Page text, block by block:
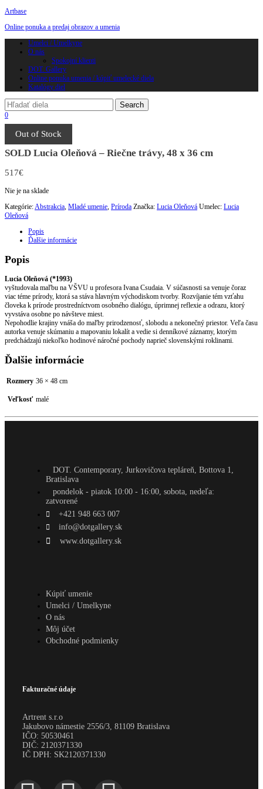
Artbase
Online ponuka a predaj obrazov a umenia
Toggle
navigation
Umelci / Umelkyne
O nás
Spokojní klienti
DOT. Gallery
Online ponuka umenia / kúpiť umelecké diela
Katalógy diel
0
Out of Stock
SOLD Lucia Oleňová – Riečne trávy, 48 x 36 cm
517€
Nie je na sklade
Kategórie:Abstrakcia, Mladé umenie, Príroda Značka: Lucia Oleňová Umelec: Lucia
Oleňová
Popis
Ďalšie informácie
Popis
Lucia Oleňová (*1993)
vyštudovala maľbu na VŠVU u profesora Ivana Csudaia. V súčasnosti sa venuje čoraz
viac téme prírody, ktorá sa stáva hlavným východiskom tvorby. Rozvíjanie tém vzťahu
človeka k prírode prostredníctvom osobného dialógu, úprimnej reflexie a odrazu, ktorý
vyvstáva osobne po návšteve miest.
Nepohodlie krajiny vnáša do maľby prirodzenosť, slobodu a nekonečný priestor. Veľa času
autorka venuje skúmaniu a mapovaniu lokalít a vedie si denníkové záznamy, ktorým
predchádzajú niekoľko hodinové náročné pochody naprieč slovenskými roklinami.
Ďalšie informácie
Rozmery 36 × 48 cm
Veľkosť malé
DOT. Contemporary, Jurkovičova tepláreň, Bottova 1,
Bratislava
pondelok - piatok 10:00 - 16:00, sobota, nedeľa:
zatvorené
+421 948 663 007
info@dotgallery.sk
www.dotgallery.sk
Kúpiť umenie
Umelci / Umelkyne
O nás
Môj účet
Obchodné podmienky
Fakturačné údaje
Artrent s.r.o
Jakubovo námestie 2556/3, 81109 Bratislava
IČO: 50530461
DIČ: 2120371330
IČ DPH: SK2120371330